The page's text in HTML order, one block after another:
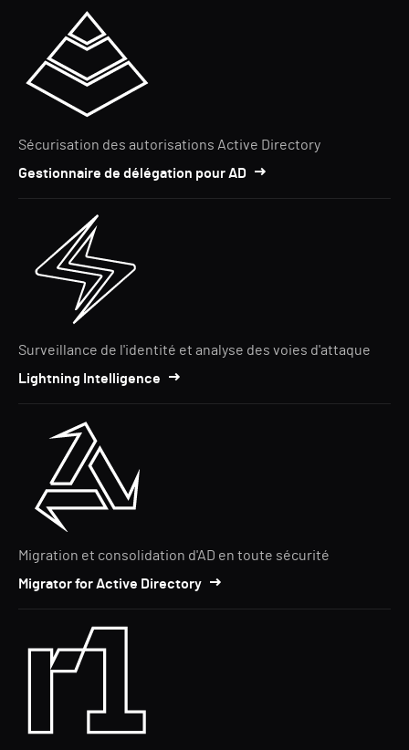
Sécurisation des autorisations Active Directory
Gestionnaire de délégation pour AD
Surveillance de l'identité et analyse des voies d'attaque
Lightning Intelligence
Migration et consolidation d'AD en toute sécurité
Migrator for Active Directory